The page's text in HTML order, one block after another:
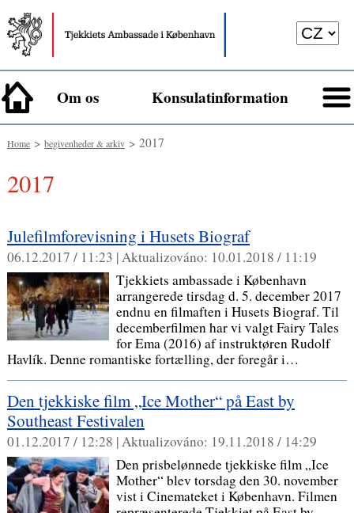
Om os Konsulatinformation
Home> begivenheder & arkiv> 2017
2017
Julefilmforevisning i Husets Biograf
06.12.2017 / 11:23 |Aktualizováno: 10.01.2018 / 11:19
Tjekkiets ambassade i København
arrangerede tirsdag d. 5. december 2017
endnu en filmaften i Husets Biograf. Til
decemberfilmen har vi valgt Fairy Tales
for Ema (2016) af instruktøren Rudolf
Havlík. Denne romantiske fortælling, der foregår i…
Den tjekkiske film „Ice Mother“ på East by
Southeast Festivalen
01.12.2017 / 12:28 |Aktualizováno: 19.11.2018 / 14:29
Den prisbelønnede tjekkiske film „Ice
Mother“ blev torsdag den 30. november
vist i Cinemateket i København. Filmen